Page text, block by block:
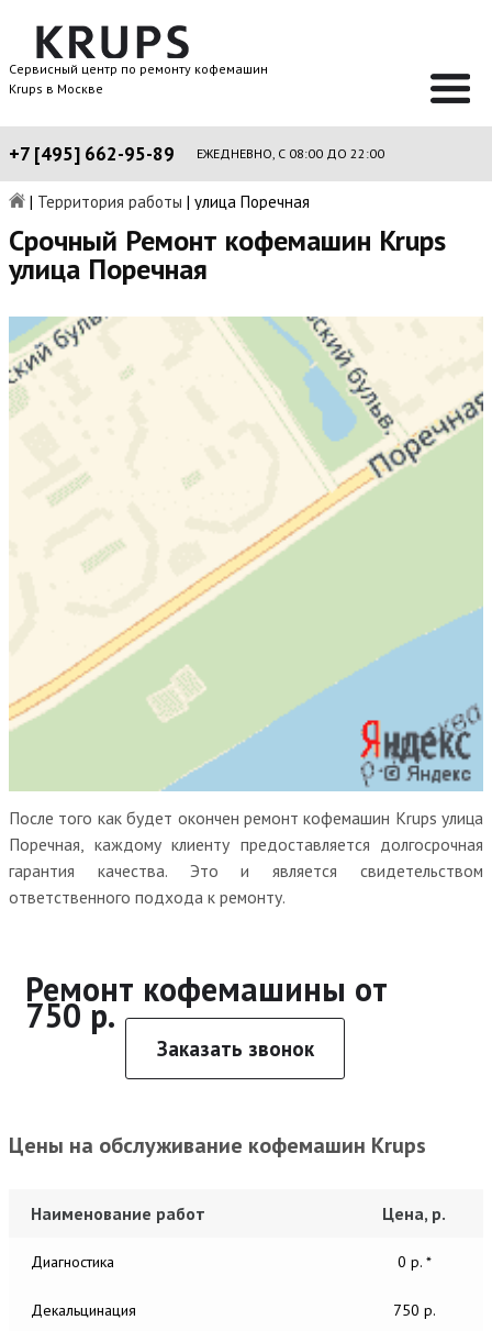
Сервисный центр по ремонту кофемашин
Krups в Москве
+7 [495] 662-95-89 ЕЖЕДНЕВНО, С 08:00 ДО 22:00
| Территория работы | улица Поречная
Срочный Ремонт кофемашин Krups
улица Поречная
После того как будет окончен ремонт кофемашин Krups улица
Поречная, каждому клиенту предоставляется долгосрочная
гарантия качества. Это и является свидетельством
ответственного подхода к ремонту.
Ремонт кофемашины от
750 р.
Заказать звонок
Цены на обслуживание кофемашин Krups
Наименование работ Цена, р.
Диагностика 0 р. *
Декальцинация 750 р.